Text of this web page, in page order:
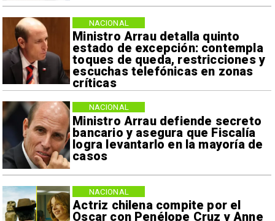
Ministro Arrau detalla quinto
estado de excepción: contempla
toques de queda, restricciones y
escuchas telefónicas en zonas
críticas
NACIONAL
Ministro Arrau defiende secreto
bancario y asegura que Fiscalía
logra levantarlo en la mayoría de
casos
NACIONAL
Actriz chilena compite por el
Oscar con Penélope Cruz y Anne
NACIONAL